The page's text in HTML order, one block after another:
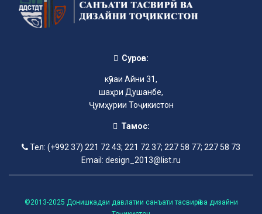
Суроға:
кӯчаи Айни 31,
шаҳри Душанбе,
Ҷумҳурии Тоҷикистон
Тамос:
Тел: (+992 37) 221 72 43; 221 72 37; 227 58 77; 227 58 73
Email: design_2013@list.ru
©2013-2025 Донишкадаи давлатии санъати тасвирӣ ва дизайни